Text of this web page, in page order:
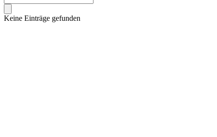
Keine Einträge gefunden